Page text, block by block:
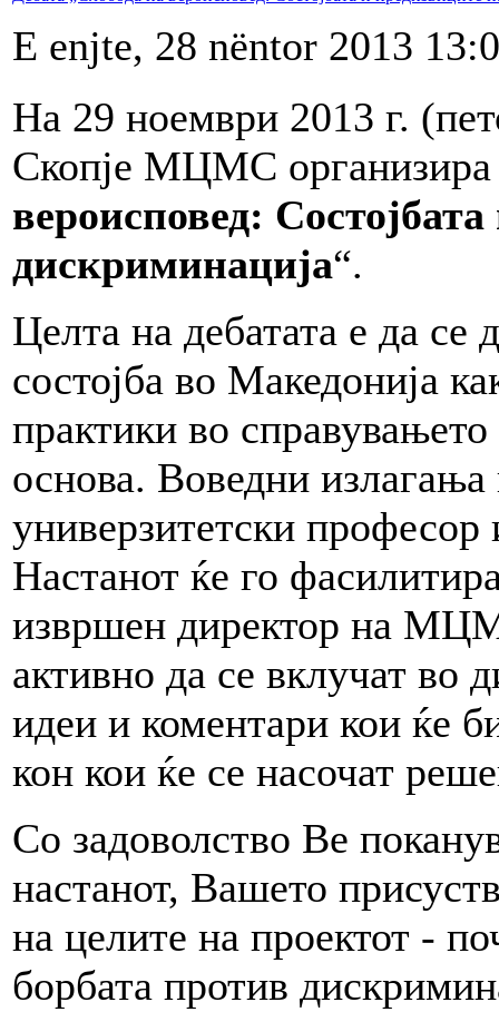
E enjte, 28 nëntor 2013
На 29 ноември 2013 г.
Скопје МЦМС организира
вероисповед:
дискриминација“.
Целта на дебатата е да се
состојба во Македонија
практики во
основа. Воведни
универзитетски
Настанот ќе го
извршен директор на
активно да се вклучат во
идеи и коментари кои ќе
кон кои ќе се насочат
Со задоволство Ве
настанот, Вашето
на целите на проектот -
борбата против